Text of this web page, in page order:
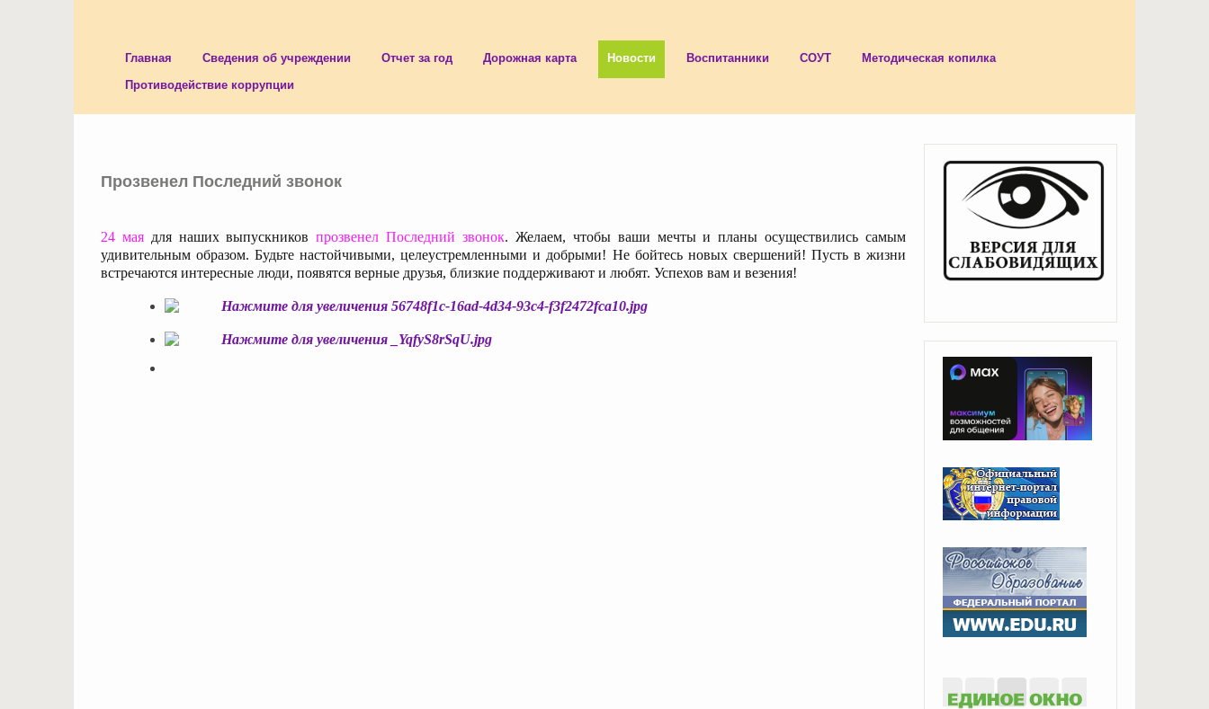
Главная Сведения об учреждении Отчет за год Дорожная карта Новости Воспитанники СОУТ
Методическая копилка
Противодействие коррупции
Прозвенел Последний звонок
24 маядля наших выпускниковпрозвенел Последний звонок. Желаем, чтобы ваши мечты и планы осуществились самым
удивительным образом. Будьте настойчивыми, целеустремленными и добрыми! Не бойтесь новых свершений! Пусть в жизни
встречаются интересные люди, появятся верные друзья, близкие поддерживают и любят. Успехов вам и везения!